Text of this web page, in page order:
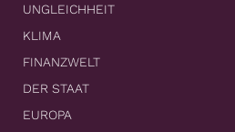
UNGLEICHHEIT
KLIMA
FINANZWELT
DER STAAT
EUROPA